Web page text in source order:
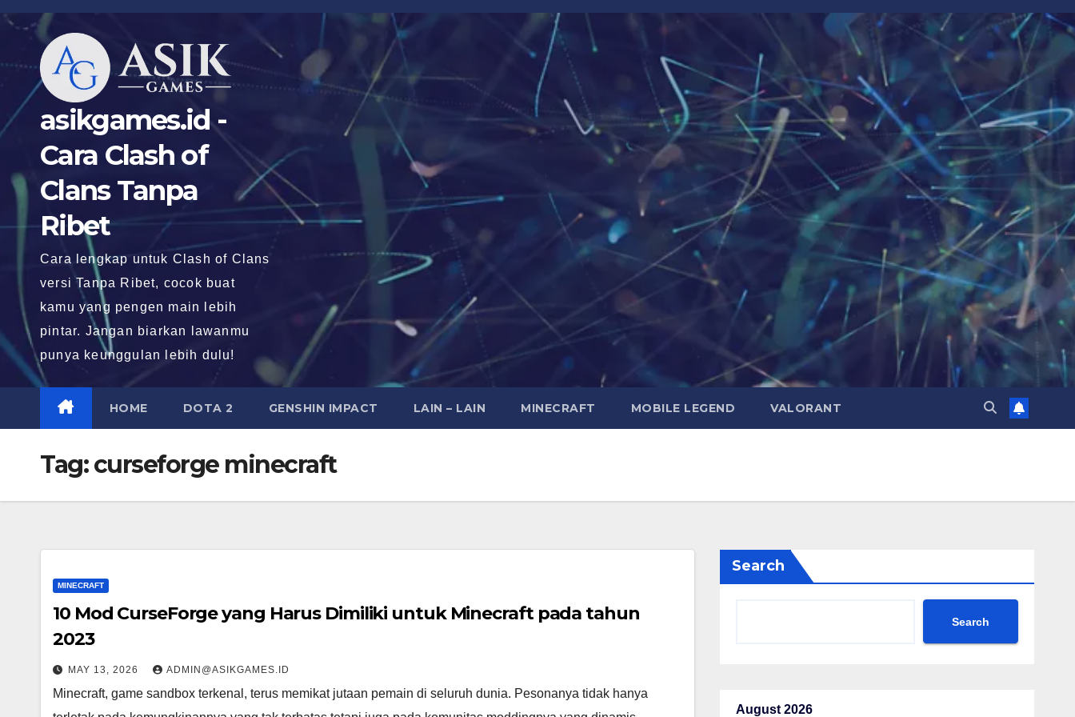
Skip
content
asikgames.id -
Cara Clash of
Clans Tanpa
Ribet
Cara lengkap untuk Clash of Clans
versi Tanpa Ribet, cocok buat
kamu yang pengen main lebih
pintar. Jangan biarkan lawanmu
punya keunggulan lebih dulu!
HOME DOTA 2 GENSHIN IMPACT LAIN – LAIN MINECRAFT MOBILE LEGEND VALORANT
Tag:curseforge minecraft
MINECRAFT
10 Mod CurseForge yang Harus Dimiliki untuk Minecraft pada tahun
2023
MAY 13, 2026 ADMIN@ASIKGAMES.ID
Minecraft, game sandbox terkenal, terus memikat jutaan pemain di seluruh dunia. Pesonanya tidak hanya
Search
Search
August 2026